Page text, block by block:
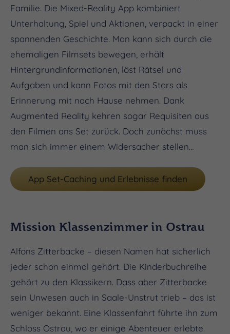
Familie. Die Mixed-Reality App kombiniert
Unterhaltung, Spiel und Aktionen, verpackt in einer
spannenden Geschichte. Man kann sich durch die
ehemaligen Filmsets bewegen, erhält
Hintergrundinformationen, löst Rätsel und
Aufgaben und kann Fotos mit den Stars als
Erinnerung mit nach Hause nehmen. Dank
Augmented Reality kehren sogar Requisiten aus
den Filmen ans Set zurück. Doch zunächst muss
man sich immer einem Widersacher stellen…
App Set-Caching und Erlebnisse finden
Mission Klassenzimmer in Ostrau
Alfons Zitterbacke – diesen Namen hat sicherlich
jeder schon einmal gehört. Die Kinderbuchreihe
gehört zu den Klassikern. Dass aber Zitterbacke
sein Unwesen auch in Saale-Unstrut trieb – das ist
weniger bekannt. Eine Klassenfahrt führte ihn zum
Schloss Ostrau, wo er einige Abenteuer erlebte.